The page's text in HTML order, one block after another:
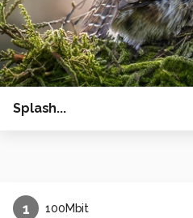
Splash...
1 100Mbit